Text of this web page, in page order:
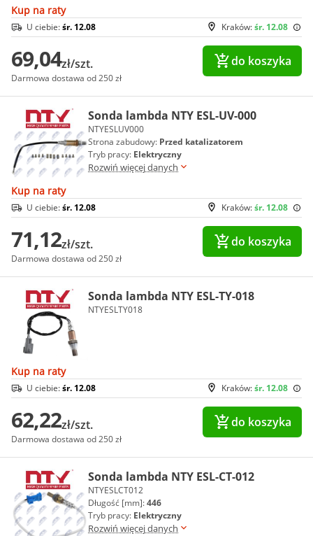
Kup na raty
Kraków:śr. 12.08
U ciebie:śr. 12.08
69,04zł/szt.
Darmowa dostawa od 250 zł
do koszyka
Sonda lambda NTY ESL-UV-000
NTYESLUV000
Strona zabudowy: Przed katalizatorem
Tryb pracy: Elektryczny
Rozwiń więcej danych
Kup na raty
Kraków:śr. 12.08
U ciebie:śr. 12.08
71,12zł/szt.
Darmowa dostawa od 250 zł
do koszyka
Sonda lambda NTY ESL-TY-018
NTYESLTY018
Kup na raty
Kraków:śr. 12.08
U ciebie:śr. 12.08
62,22zł/szt.
Darmowa dostawa od 250 zł
do koszyka
Sonda lambda NTY ESL-CT-012
NTYESLCT012
Długość [mm]:446
Tryb pracy: Elektryczny
Rozwiń więcej danych